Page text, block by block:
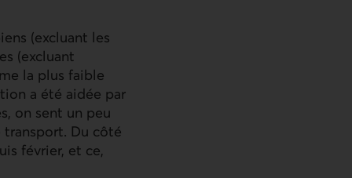
(excluant les
(excluant
la plus faible
a été aidée par
on sent un peu
transport. Du côté
février, et ce,